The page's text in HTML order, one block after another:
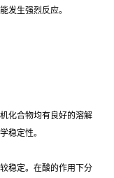
发生强烈反应。
化合物均有良好的溶解
稳定性。
稳定。在酸的作用下分